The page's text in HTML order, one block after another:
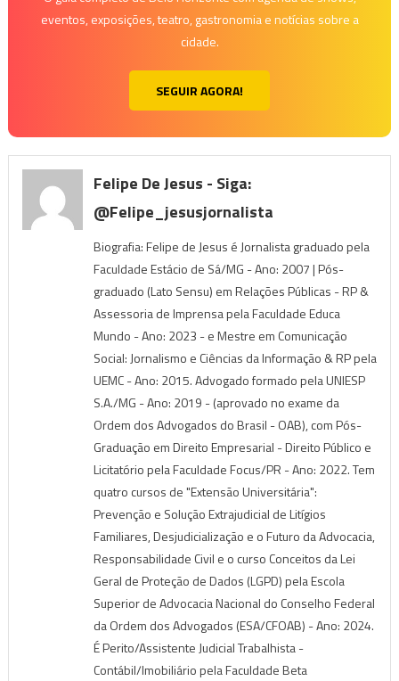
eventos, exposições, teatro, gastronomia e notícias sobre a
cidade.
SEGUIR AGORA!
Felipe De Jesus - Siga:
@felipe_jesusjornalista
Biografia: Felipe de Jesus é Jornalista graduado pela
Faculdade Estácio de Sá/MG - Ano: 2007 | Pós-
graduado (Lato Sensu) em Relações Públicas - RP &
Assessoria de Imprensa pela Faculdade Educa
Mundo - Ano: 2023 - e Mestre em Comunicação
Social: Jornalismo e Ciências da Informação & RP pela
UEMC - Ano: 2015. Advogado formado pela UNIESP
S.A./MG - Ano: 2019 - (aprovado no exame da
Ordem dos Advogados do Brasil - OAB), com Pós-
Graduação em Direito Empresarial - Direito Público e
Licitatório pela Faculdade Focus/PR - Ano: 2022. Tem
quatro cursos de "Extensão Universitária":
Prevenção e Solução Extrajudicial de Litígios
Familiares, Desjudicialização e o Futuro da Advocacia,
Responsabilidade Civil e o curso Conceitos da Lei
Geral de Proteção de Dados (LGPD) pela Escola
Superior de Advocacia Nacional do Conselho Federal
da Ordem dos Advogados (ESA/CFOAB) - Ano: 2024.
É Perito/Assistente Judicial Trabalhista -
Contábil/Imobiliário pela Faculdade Beta